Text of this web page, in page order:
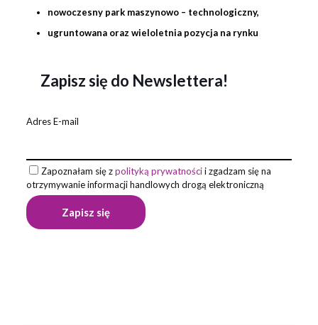
nowoczesny park maszynowo – technologiczny,
ugruntowana oraz wieloletnia pozycja na rynku
Zapisz się do Newslettera!
Adres E-mail
Zapoznałam się zpolityką prywatnościi zgadzam się na
otrzymywanie informacji handlowych drogą elektroniczną